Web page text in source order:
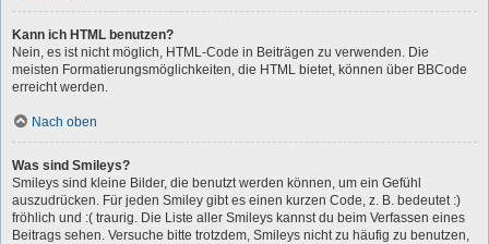
Kann ich HTML benutzen?
Nein, es ist nicht möglich, HTML-Code in Beiträgen zu verwenden. Die
meisten Formatierungsmöglichkeiten, die HTML bietet, können über BBCode
erreicht werden.
Nach oben
Was sind Smileys?
Smileys sind kleine Bilder, die benutzt werden können, um ein Gefühl
auszudrücken. Für jeden Smiley gibt es einen kurzen Code, z. B. bedeutet :)
fröhlich und :( traurig. Die Liste aller Smileys kannst du beim Verfassen eines
Beitrags sehen. Versuche bitte trotzdem, Smileys nicht zu häufig zu benutzen,